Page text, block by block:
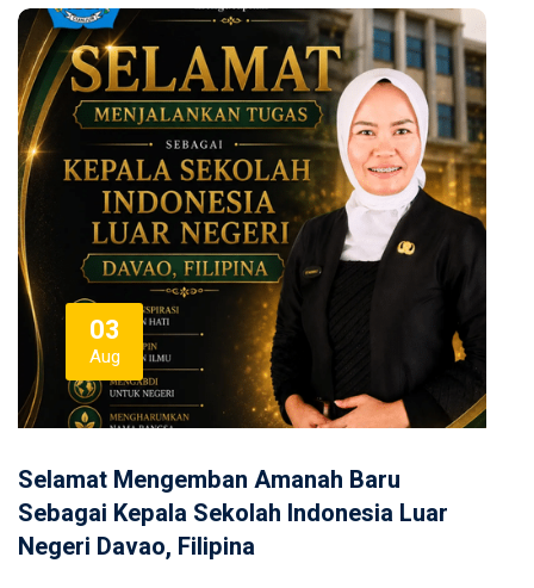
N
e
w
s
03
Aug
Selamat Mengemban Amanah Baru
Sebagai Kepala Sekolah Indonesia Luar
Negeri Davao, Filipina